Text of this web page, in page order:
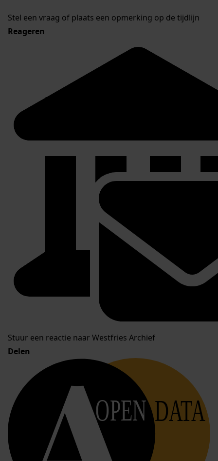
Stel een vraag of plaats een opmerking op de tijdlijn
Reageren
Stuur een reactie naar Westfries Archief
Delen
OPEN DATA